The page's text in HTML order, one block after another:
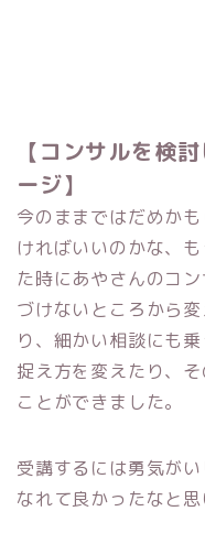
【コンサルを検
ージ】
今のままではだめか
ければいいのかな、
た時にあやさんのコ
づけないところから
り、細かい相談にも
捉え方を変えたり、
ことができました。
受講するには勇気が
なれて良かったなと思